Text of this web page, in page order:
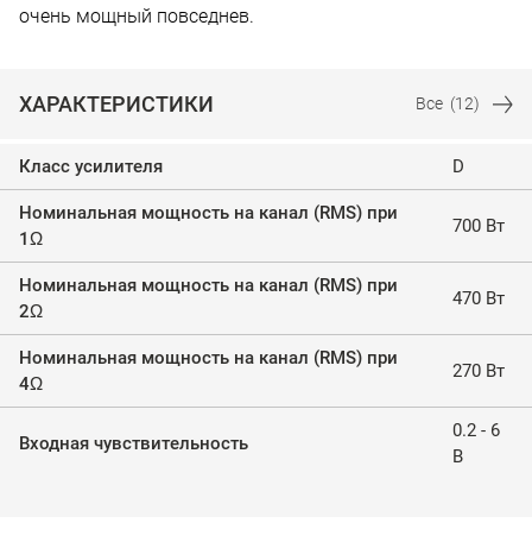
очень мощный повседнев.
ХАРАКТЕРИСТИКИ Все (12)
Класс усилителя D
Номинальная мощность на канал (RMS) при
1Ω
700 Вт
Номинальная мощность на канал (RMS) при
2Ω
470 Вт
Номинальная мощность на канал (RMS) при
4Ω
270 Вт
Входная чувствительность
0.2 - 6
В